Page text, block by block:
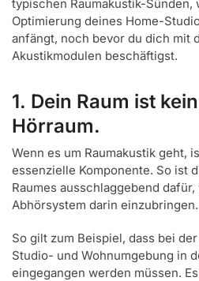
typischen Raumakustik-Sünden,
Optimierung deines Home-
anfängt, noch bevor du dich mit
Akustikmodulen beschäftigst.
1. Dein Raum ist
Hörraum.
Wenn es um Raumakustik geht,
essenzielle Komponente. So ist
Raumes ausschlaggebend
Abhörsystem darin einzubringen.
So gilt zum Beispiel, dass bei der
Studio- und Wohnumgebung in
eingegangen werden müssen.